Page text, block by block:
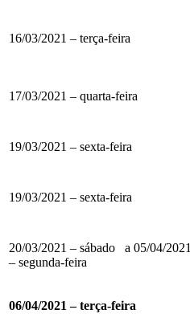
16/03/2021 – terça-feira
17/03/2021 – quarta-feira
19/03/2021 – sexta-feira
19/03/2021 – sexta-feira
20/03/2021 – sábado a 05/04/2021
– segunda-feira
06/04/2021 – terça-feira